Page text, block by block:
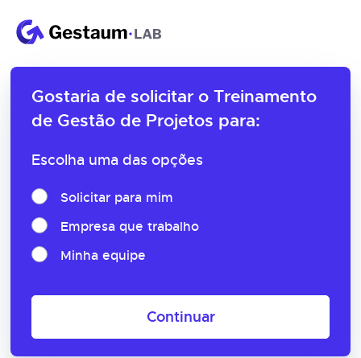
Gostaria de solicitar o Treinamento
de Gestão de Projetos para:
Escolha uma das opções
Solicitar para mim
Empresa que trabalho
Minha equipe
Continuar